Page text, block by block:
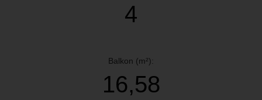
4
Balkon (m²):
16,58